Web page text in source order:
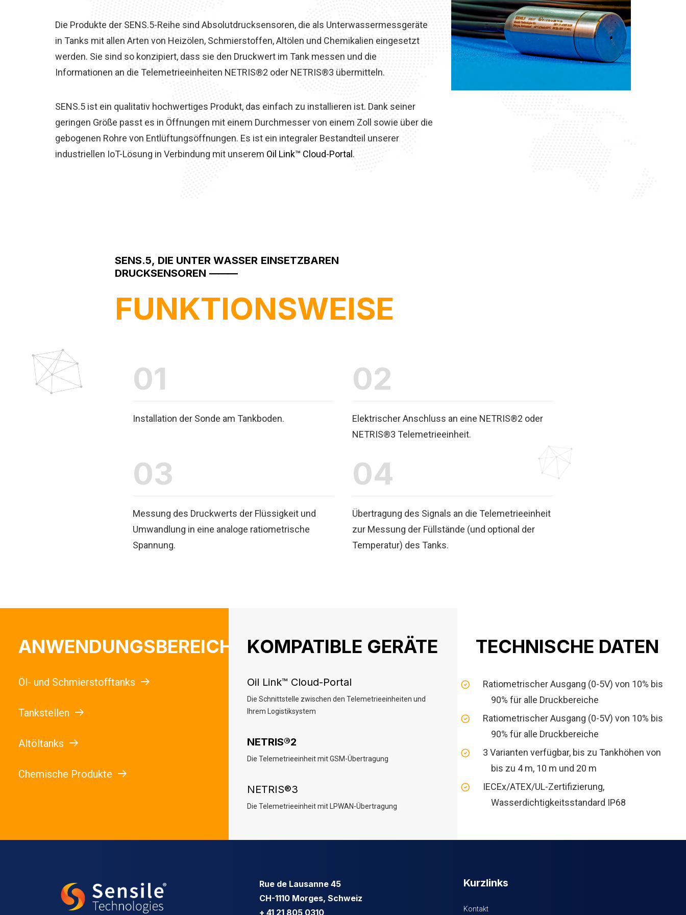
Die Produkte der SENS.5-Reihe sind Absolutdrucksensoren, die als Unterwassermessgeräte
in Tanks mit allen Arten von Heizölen, Schmierstoffen, Altölen und Chemikalien eingesetzt
werden. Sie sind so konzipiert, dass sie den Druckwert im Tank messen und die
Informationen an die Telemetrieeinheiten NETRIS®2 oder NETRIS®3 übermitteln.
SENS.5 ist ein qualitativ hochwertiges Produkt, das einfach zu installieren ist. Dank seiner
geringen Größe passt es in Öffnungen mit einem Durchmesser von einem Zoll sowie über die
gebogenen Rohre von Entlüftungsöffnungen. Es ist ein integraler Bestandteil unserer
industriellen IoT-Lösung in Verbindung mit unserem Oil Link™ Cloud-Portal .
SENS.5, DIE UNTER WASSER EINSETZBAREN
DRUCKSENSOREN ⸻
FUNKTIONSWEISE
01
Installation der Sonde am Tankboden.
02
Elektrischer Anschluss an eine NETRIS®2 oder
NETRIS®3 Telemetrieeinheit.
03
Messung des Druckwerts der Flüssigkeit und
Umwandlung in eine analoge ratiometrische
Spannung.
04
Übertragung des Signals an die Telemetrieeinheit
zur Messung der Füllstände (und optional der
Temperatur) des Tanks.
ANWENDUNGSBEREICHE
Öl- und Schmierstofftanks
Tankstellen
Altöltanks
Chemische Produkte
KOMPATIBLE GERÄTE
Oil Link™ Cloud-Portal
Die Schnittstelle zwischen den Telemetrieeinheiten und
Ihrem Logistiksystem
NETRIS®2
Die Telemetrieeinheit mit GSM-Übertragung
NETRIS®3
Die Telemetrieeinheit mit LPWAN-Übertragung
TECHNISCHE DATEN
Ratiometrischer Ausgang (0-5V) von 10% bis
90% für alle Druckbereiche
Ratiometrischer Ausgang (0-5V) von 10% bis
90% für alle Druckbereiche
3 Varianten verfügbar, bis zu Tankhöhen von
bis zu 4 m, 10 m und 20 m
IECEx/ATEX/UL-Zertifizierung,
Wasserdichtigkeitsstandard IP68
Rue de Lausanne 45
CH-1110 Morges, Schweiz
+ 41 21 805 0310
Kurzlinks
Kontakt